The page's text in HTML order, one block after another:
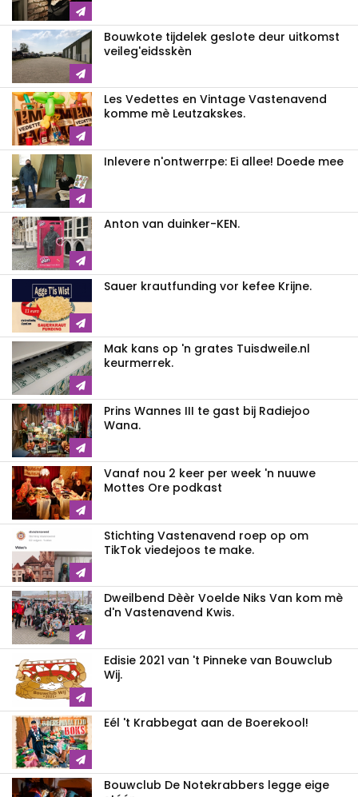
Bouwkote tijdelek geslote deur uitkomst
veileg'eidsskèn
Les Vedettes en Vintage Vastenavend
komme mè Leutzakskes.
Inlevere n'ontwerrpe: Ei allee! Doede mee
Anton van duinker-KEN.
Sauer krautfunding vor kefee Krijne.
Mak kans op 'n grates Tuisdweile.nl
keurmerrek.
Prins Wannes III te gast bij Radiejoo
Wana.
Vanaf nou 2 keer per week 'n nuuwe
Mottes Ore podkast
Stichting Vastenavend roep op om
TikTok viedejoos te make.
Dweilbend Dèèr Voelde Niks Van kom mè
d'n Vastenavend Kwis.
Edisie 2021 van 't Pinneke van Bouwclub
Wij.
Eél 't Krabbegat aan de Boerekool!
Bouwclub De Notekrabbers legge eige